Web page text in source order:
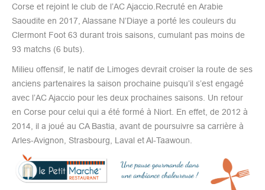
Corse et rejoint le club de l’AC Ajaccio.Recruté en Arabie
Saoudite en 2017, Alassane N’Diaye a porté les couleurs du
Clermont Foot 63 durant trois saisons, cumulant pas moins de
93 matchs (6 buts).
Milieu offensif, le natif de Limoges devrait croiser la route de ses
anciens partenaires la saison prochaine puisqu’il s’est engagé
avec l’AC Ajaccio pour les deux prochaines saisons. Un retour
en Corse pour celui qui a été formé à Niort. En effet, de 2012 à
2014, il a joué au CA Bastia, avant de poursuivre sa carrière à
Arles-Avignon, Strasbourg, Laval et Al-Taawoun.